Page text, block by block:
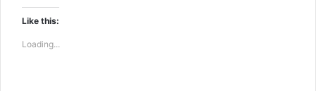
Like this:
Loading...